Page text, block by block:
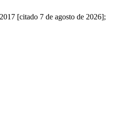
[citado 7 de agosto de 2026];